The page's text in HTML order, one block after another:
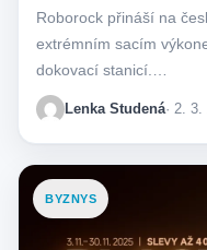
Roborock přináší na
extrémním sacím
dokovací stanicí.…
Lenka Studená· 2. 3.
BYZNYS